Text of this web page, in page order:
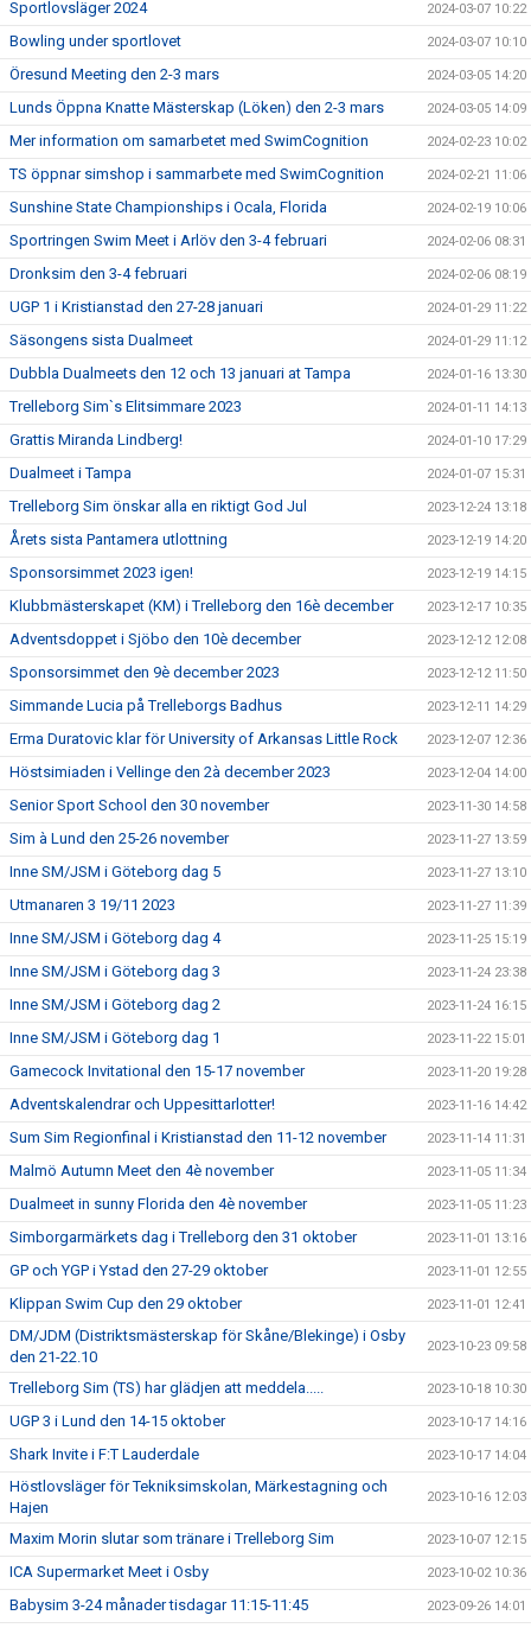
Sportlovsläger 2024 2024-03-07 10:22
Bowling under sportlovet 2024-03-07 10:10
Öresund Meeting den 2-3 mars 2024-03-05 14:20
Lunds Öppna Knatte Mästerskap (Löken) den 2-3 mars 2024-03-05 14:09
Mer information om samarbetet med SwimCognition 2024-02-23 10:02
TS öppnar simshop i sammarbete med SwimCognition 2024-02-21 11:06
Sunshine State Championships i Ocala, Florida 2024-02-19 10:06
Sportringen Swim Meet i Arlöv den 3-4 februari 2024-02-06 08:31
Dronksim den 3-4 februari 2024-02-06 08:19
UGP 1 i Kristianstad den 27-28 januari 2024-01-29 11:22
Säsongens sista Dualmeet 2024-01-29 11:12
Dubbla Dualmeets den 12 och 13 januari at Tampa 2024-01-16 13:30
Trelleborg Sim`s Elitsimmare 2023 2024-01-11 14:13
Grattis Miranda Lindberg! 2024-01-10 17:29
Dualmeet i Tampa 2024-01-07 15:31
Trelleborg Sim önskar alla en riktigt God Jul 2023-12-24 13:18
Årets sista Pantamera utlottning 2023-12-19 14:20
Sponsorsimmet 2023 igen! 2023-12-19 14:15
Klubbmästerskapet (KM) i Trelleborg den 16è december 2023-12-17 10:35
Adventsdoppet i Sjöbo den 10è december 2023-12-12 12:08
Sponsorsimmet den 9è december 2023 2023-12-12 11:50
Simmande Lucia på Trelleborgs Badhus 2023-12-11 14:29
Erma Duratovic klar för University of Arkansas Little Rock 2023-12-07 12:36
Höstsimiaden i Vellinge den 2à december 2023 2023-12-04 14:00
Senior Sport School den 30 november 2023-11-30 14:58
Sim à Lund den 25-26 november 2023-11-27 13:59
Inne SM/JSM i Göteborg dag 5 2023-11-27 13:10
Utmanaren 3 19/11 2023 2023-11-27 11:39
Inne SM/JSM i Göteborg dag 4 2023-11-25 15:19
Inne SM/JSM i Göteborg dag 3 2023-11-24 23:38
Inne SM/JSM i Göteborg dag 2 2023-11-24 16:15
Inne SM/JSM i Göteborg dag 1 2023-11-22 15:01
Gamecock Invitational den 15-17 november 2023-11-20 19:28
Adventskalendrar och Uppesittarlotter! 2023-11-16 14:42
Sum Sim Regionfinal i Kristianstad den 11-12 november 2023-11-14 11:31
Malmö Autumn Meet den 4è november 2023-11-05 11:34
Dualmeet in sunny Florida den 4è november 2023-11-05 11:23
Simborgarmärkets dag i Trelleborg den 31 oktober 2023-11-01 13:16
GP och YGP i Ystad den 27-29 oktober 2023-11-01 12:55
Klippan Swim Cup den 29 oktober 2023-11-01 12:41
DM/JDM (Distriktsmästerskap för Skåne/Blekinge) i Osby
den 21-22.10
2023-10-23 09:58
Trelleborg Sim (TS) har glädjen att meddela..... 2023-10-18 10:30
UGP 3 i Lund den 14-15 oktober 2023-10-17 14:16
Shark Invite i F:T Lauderdale 2023-10-17 14:04
Höstlovsläger för Tekniksimskolan, Märkestagning och
Hajen
2023-10-16 12:03
Maxim Morin slutar som tränare i Trelleborg Sim 2023-10-07 12:15
ICA Supermarket Meet i Osby 2023-10-02 10:36
Babysim 3-24 månader tisdagar 11:15-11:45 2023-09-26 14:01